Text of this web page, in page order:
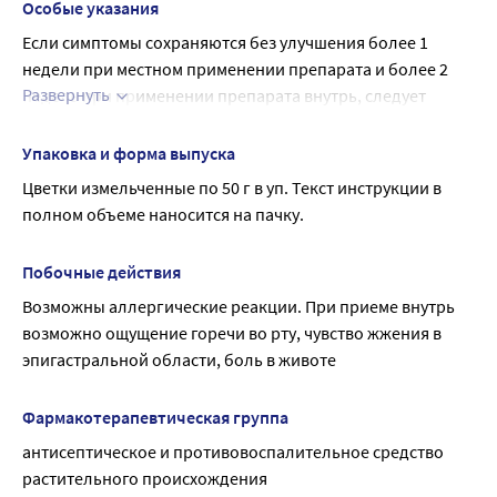
Применение при беременности и в период грудного
Применение при беременности и в период грудного
вскармливания возможно, если ожидаемая польза для
ребенка. Необходимо проконсультироваться с врачом.
Особые указания
Если симптомы сохраняются без улучшения более 1
недели при местном применении препарата и более 2
недель при применении препарата внутрь, следует
Влияние на способность управлять транспортными
Препарат не оказывает влияния на способность к
выполнению потенциально опасных видов
внимания и быстроты психомоторных реакций (в том
числе управление транспортными средствами, работа с
движущимися механизмами).
Развернуть
Упаковка и форма выпуска
Цветки измельченные по 50 г в уп. Текст инструкции в
полном объеме наносится на пачку.
Побочные действия
Возможны аллергические реакции. При приеме внутрь
возможно ощущение горечи во рту, чувство жжения в
эпигастральной области, боль в животе
Фармакотерапевтическая группа
антисептическое и противовоспалительное средство
растительного происхождения